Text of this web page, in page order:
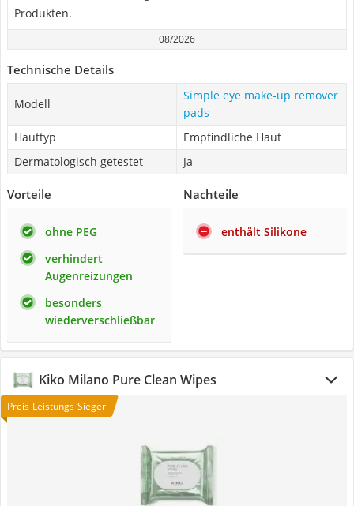
Produkten.
08/2026
Technische Details
Modell
Simple eye make-up remover
pads
Hauttyp
Empfindliche Haut
Dermatologisch getestet
Ja
Vorteile
ohne PEG
verhindert
Augenreizungen
besonders
wiederverschließbar
Nachteile
enthält Silikone
Kiko Milano Pure Clean Wipes
Preis-Leistungs-Sieger